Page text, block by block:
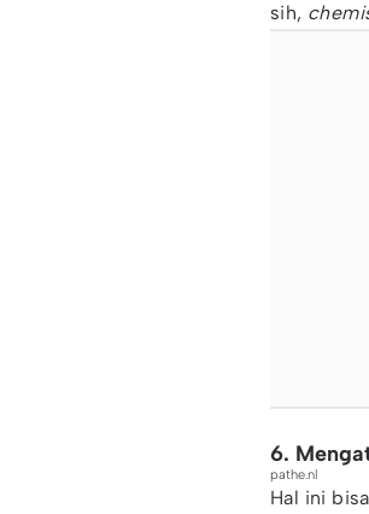
sih,
6.
pathe.nl
Hal ini